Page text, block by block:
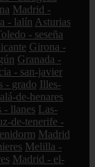
Madrid -
- lalín Asturias
- seseña
Girona -
Granada -
- san-javier
- grado Illes-
de-henares
- llanes Las-
de-tenerife -
Madrid
Melilla -
Madrid - el-